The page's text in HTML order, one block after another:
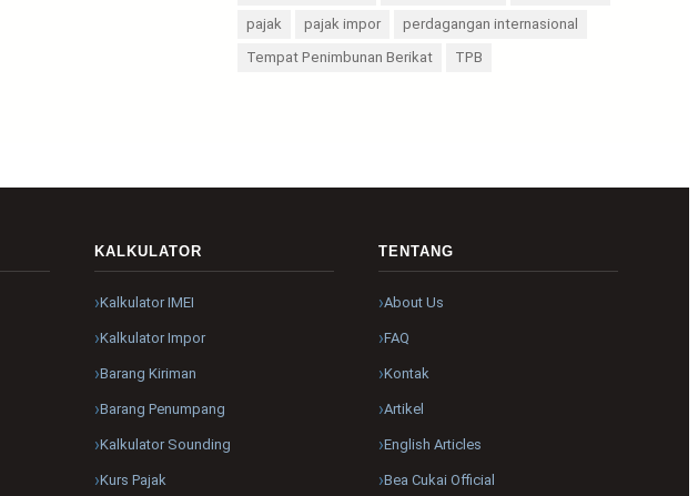
pajak
pajak impor
perdagangan internasional
Tempat Penimbunan Berikat
TPB
KALKULATOR
Kalkulator IMEI
Kalkulator Impor
Barang Kiriman
Barang Penumpang
Kalkulator Sounding
Kurs Pajak
TENTANG
About Us
FAQ
Kontak
Artikel
English Articles
Bea Cukai Official